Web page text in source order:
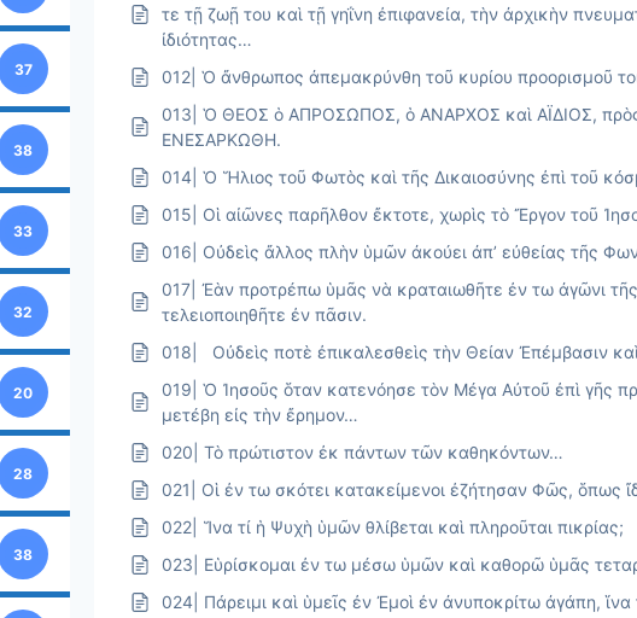
37
38
33
32
20
28
38
τε τῇ ζωῇ του καὶ τῇ γηΐνη ἐπιφανεία, τὴν ἀρχικὴν
ἰδιότητας…
012| Ὁ ἄνθρωπος ἀπεμακρύνθη τοῦ κυρίου προορισμοῦ
013| Ὁ ΘΕΟΣ ὁ ΑΠΡΟΣΩΠΟΣ, ὁ ΑΝΑΡΧΟΣ καὶ ΑΪΔΙΟΣ, πρὸς
ΕΝΕΣΑΡΚΩΘΗ.
014| Ὁ Ἥλιος τοῦ Φωτὸς καὶ τῆς Δικαιοσύνης ἐπὶ τοῦ
015| Οἱ αἰῶνες παρῆλθον ἔκτοτε, χωρὶς τὸ Ἔργον τοῦ
016| Οὐδεὶς ἄλλος πλὴν ὑμῶν ἀκούει ἀπ’ εὐθείας τῆς
017| Ἐὰν προτρέπω ὑμᾶς νὰ κραταιωθῆτε ἐν τω ἀγῶνι
τελειοποιηθῆτε ἐν πᾶσιν.
018| Οὐδεὶς ποτὲ ἐπικαλεσθεὶς τὴν Θείαν Ἐπέμβασιν
019| Ὁ Ἰησοῦς ὅταν κατενόησε τὸν Μέγα Αὐτοῦ ἐπὶ γῆς
μετέβη εἰς τὴν ἔρημον…
020| Τὸ πρώτιστον ἐκ πάντων τῶν καθηκόντων…
021| Οἱ ἐν τω σκότει κατακείμενοι ἐζήτησαν Φῶς, ὅπως
022| Ἵνα τί ἡ Ψυχὴ ὑμῶν θλίβεται καὶ πληροῦται πικρίας;
023| Εὑρίσκομαι ἐν τω μέσω ὑμῶν καὶ καθορῶ ὑμᾶς
024| Πάρειμι καὶ ὑμεῖς ἐν Ἐμοὶ ἐν ἀνυποκρίτω ἀγάπη,